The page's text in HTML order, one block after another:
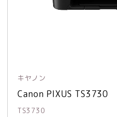
キヤノン
Canon PIXUS TS3730
TS3730